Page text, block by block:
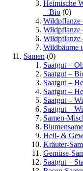
Heimische
– Bio (0)
Wildpflanze
Wildpflanze
Wildpflanze
Wildbäume
Samen (0)
Saatgut –
Saatgut –
Saatgut –
Saatgut –
Saatgut –
Saatgut –
Samen-
Heil- &
Kräuter-
Gemüse-
Saatgut –